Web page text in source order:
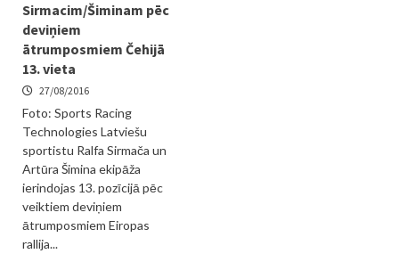
Sirmacim/Šiminam pēc
deviņiem
ātrumposmiem Čehijā
13. vieta
27/08/2016
Foto: Sports Racing
Technologies Latviešu
sportistu Ralfa Sirmača un
Artūra Šimina ekipāža
ierindojas 13. pozīcijā pēc
veiktiem deviņiem
ātrumposmiem Eiropas
rallija...